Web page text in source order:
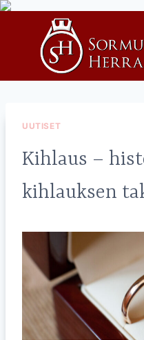
sisältöön
UUTISET
Kihlaus –
kihlauksen